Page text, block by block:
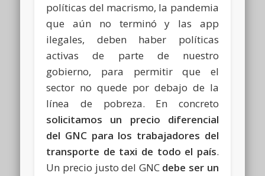
políticas del macrismo, la pandemia
que aún no terminó y las app
ilegales, deben haber políticas
activas de parte de nuestro
gobierno, para permitir que el
sector no quede por debajo de la
línea de pobreza. En concreto
solicitamos un precio diferencial
del GNC para los trabajadores del
transporte de taxi de todo el país.
Un precio justo del GNC debe ser un